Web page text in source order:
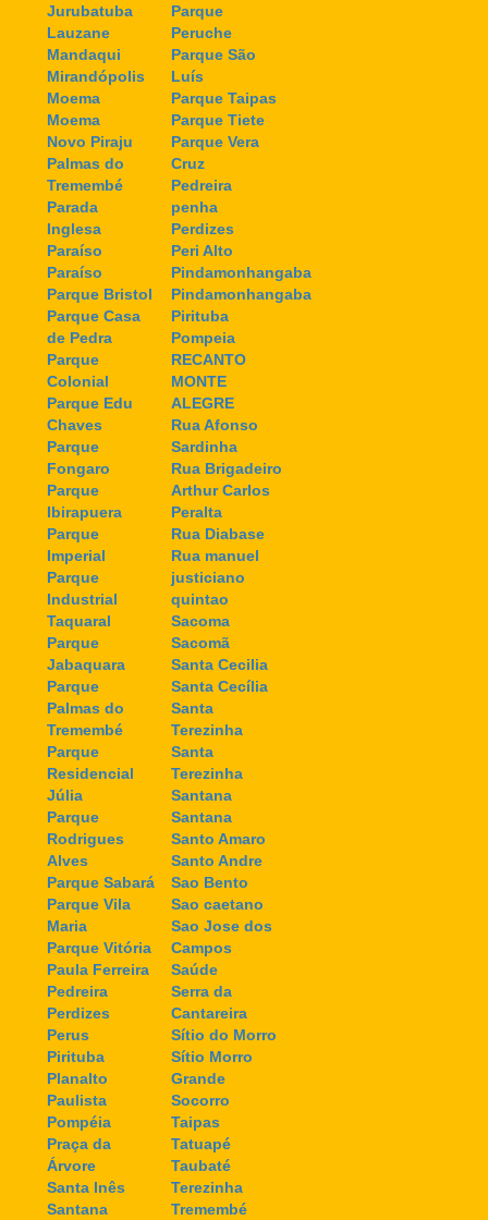
Jurubatuba
Lauzane
Mandaqui
Mirandópolis
Moema
Moema
Novo Piraju
Palmas do
Tremembé
Parada
Inglesa
Paraíso
Paraíso
Parque Bristol
Parque Casa
de Pedra
Parque
Colonial
Parque Edu
Chaves
Parque
Fongaro
Parque
Ibirapuera
Parque
Imperial
Parque
Industrial
Taquaral
Parque
Jabaquara
Parque
Palmas do
Tremembé
Parque
Residencial
Júlia
Parque
Rodrigues
Alves
Parque Sabará
Parque Vila
Maria
Parque Vitória
Paula Ferreira
Pedreira
Perdizes
Perus
Pirituba
Planalto
Paulista
Pompéia
Praça da
Árvore
Santa Inês
Santana
Parque
Peruche
Parque São
Luís
Parque Taipas
Parque Tiete
Parque Vera
Cruz
Pedreira
penha
Perdizes
Peri Alto
Pindamonhangaba
Pindamonhangaba
Pirituba
Pompeia
RECANTO
MONTE
ALEGRE
Rua Afonso
Sardinha
Rua Brigadeiro
Arthur Carlos
Peralta
Rua Diabase
Rua manuel
justiciano
quintao
Sacoma
Sacomã
Santa Cecilia
Santa Cecília
Santa
Terezinha
Santa
Terezinha
Santana
Santana
Santo Amaro
Santo Andre
Sao Bento
Sao caetano
Sao Jose dos
Campos
Saúde
Serra da
Cantareira
Sítio do Morro
Sítio Morro
Grande
Socorro
Taipas
Tatuapé
Taubaté
Terezinha
Tremembé